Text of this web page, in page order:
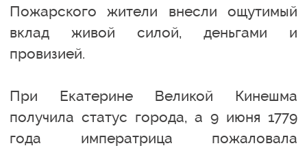
Пожарского жители внесли ощутимый
вклад живой силой, деньгами и
провизией.
При Екатерине Великой Кинешма
получила статус города, а 9 июня 1779
года императрица пожаловала